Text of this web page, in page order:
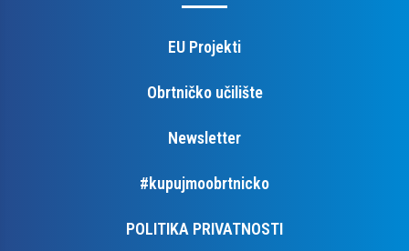
EU Projekti
Obrtničko učilište
Newsletter
#kupujmoobrtnicko
POLITIKA PRIVATNOSTI